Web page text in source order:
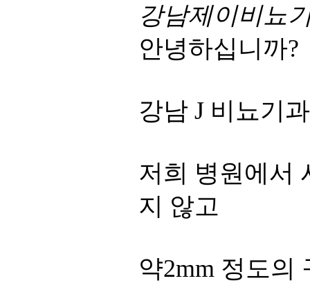
강남제이비뇨
안녕하십니까?
강남 J 비뇨기
저희 병원에서
지 않고
약2mm 정도의